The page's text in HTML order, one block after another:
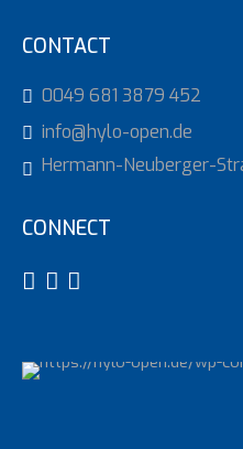
CONTACT
0049 681 3879 452
info@hylo-open.de
Hermann-Neuberger-
CONNECT